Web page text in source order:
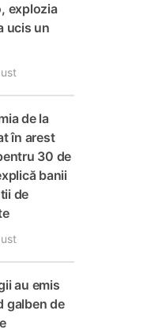
explozia
ucis un
de la
în arest
30 de
banii
de
au emis
galben de